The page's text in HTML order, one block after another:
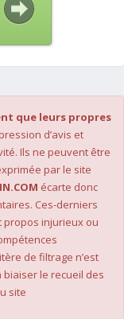
que leurs propres
d’avis et
Ils ne peuvent être
par le site
écarte donc
Ces-derniers
propos injurieux ou
de filtrage n’est
le recueil des
site